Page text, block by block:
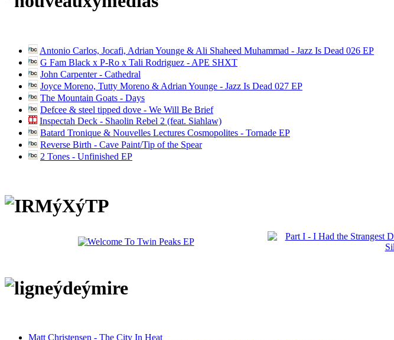
Antonio Carlos, Jocafi, Adrian Younge & Ali Shaheed Muhammad - Jazz Is Dead 026 EP
G Fam Black x P-Ro x Tali Rodriguez - APE SHXT
John Carpenter - Cathedral
Joyce Moreno, Tutty Moreno & Adrian Younge - Jazz Is Dead 027 EP
The Mountain Goats - Days
Defcee & steel tipped dove - We Will Be Brief
Inspectah Deck - Shaolin Rebel 2 (feat. Siahlaw)
Batard Tronique & Nouvelles Lectures Cosmopolites - Tornade EP
Reverse Birth - Cave Paint/Tip of the Spear
2 Tones - Unfinished EP
Matt Christensen - The City In Heat